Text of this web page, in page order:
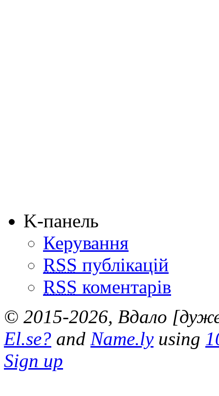
K-панель
Керування
RSS публікацій
RSS коментарів
© 2015-2026, Вдало
El.se? and Name.lyusing
Sign up